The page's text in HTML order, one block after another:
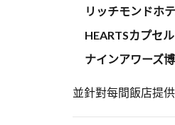
リッチモンドホ
HEARTSカプセ
ナインアワーズ
並針對每間飯店提